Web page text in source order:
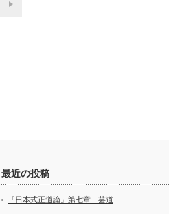
最近の投稿
『日本式正道論』第七章 芸道